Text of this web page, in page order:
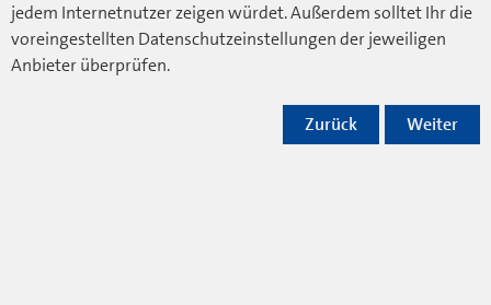
jedem Internetnutzer zeigen würdet. Außerdem solltet Ihr die
voreingestellten Datenschutzeinstellungen der jeweiligen
Anbieter überprüfen.
Weiter
Zurück